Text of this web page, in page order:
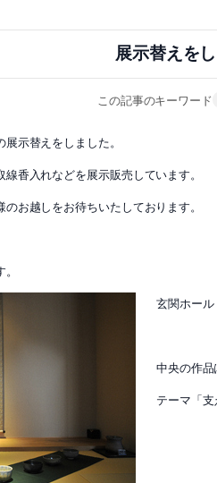
展示替えを
この記事のキーワード
示替えをしました。
香入れなどを展示販売しています。
お越しをお待ちいたしております。
玄関ホール
中央の作品
テーマ「支